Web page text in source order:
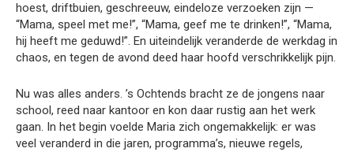
hoest, driftbuien, geschreeuw, eindeloze verzoeken zijn —
“Mama, speel met me!”, “Mama, geef me te drinken!”, “Mama,
hij heeft me geduwd!”. En uiteindelijk veranderde de werkdag in
chaos, en tegen de avond deed haar hoofd verschrikkelijk pijn.
Nu was alles anders. ’s Ochtends bracht ze de jongens naar
school, reed naar kantoor en kon daar rustig aan het werk
gaan. In het begin voelde Maria zich ongemakkelijk: er was
veel veranderd in die jaren, programma’s, nieuwe regels,